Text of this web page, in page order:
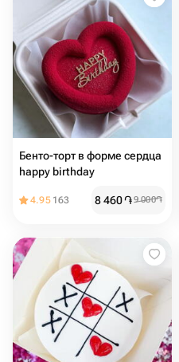
Бенто-торт в форме сердца
happy birthday
4.95 163 8 460֏9 000֏